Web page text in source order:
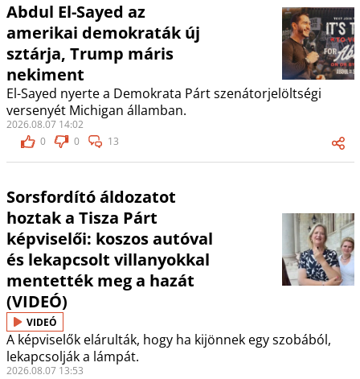
Abdul El-Sayed az
amerikai demokraták új
sztárja, Trump máris
nekiment
El-Sayed nyerte a Demokrata Párt szenátorjelöltségi
versenyét Michigan államban.
2026.08.07 14:02
0
0 13
Sorsfordító áldozatot
hoztak a Tisza Párt
képviselői: koszos autóval
és lekapcsolt villanyokkal
mentették meg a hazát
(VIDEÓ)
VIDEÓ
A képviselők elárulták, hogy ha kijönnek egy szobából,
lekapcsolják a lámpát.
2026.08.07 13:53